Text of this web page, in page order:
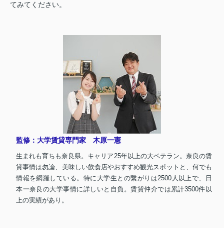
てみてください。
監修：大学賃貸専門家 木原一憲
生まれも育ちも奈良県。キャリア25年以上の大ベテラン。奈良の賃
貸事情は勿論、美味しい飲食店やおすすめ観光スポットと、何でも
情報を網羅している。特に大学生との繋がりは2500人以上で、日
本一奈良の大学事情に詳しいと自負。賃貸仲介では累計3500件以
上の実績があり。